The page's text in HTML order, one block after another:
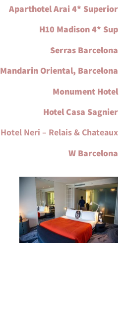
Aparthotel Arai 4* Superior
H10 Madison 4* Sup
Serras Barcelona
Mandarin Oriental, Barcelona
Monument Hotel
Hotel Casa Sagnier
Hotel Neri – Relais & Chateaux
W Barcelona